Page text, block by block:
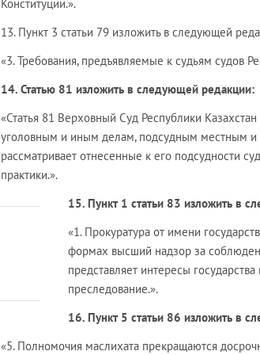
Конституции.».
13. Пункт 3 статьи 79 изложить в следующей
«3. Требования, предъявляемые к судьям судов
14. Статью 81 изложить в следующей редакции:
«Статья 81 Верховный Суд Республики
уголовным и иным делам, подсудным местным и
рассматривает отнесенные к его подсудности
практики.».
15. Пункт 1 статьи 83 изложить в
«1. Прокуратура от имени
формах высший надзор за
представляет интересы
преследование.».
16. Пункт 5 статьи 86 изложить в
«5. Полномочия маслихата прекращаются